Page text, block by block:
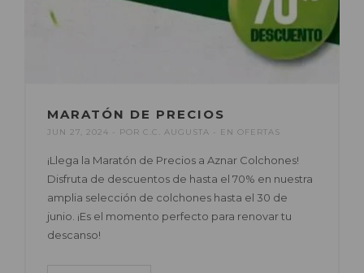
MARATÓN DE PRECIOS
JUN 27, 2024 POR C.C. AUGUSTA EN OFERTAS
¡Llega la Maratón de Precios a Aznar Colchones!
Disfruta de descuentos de hasta el 70% en nuestra
amplia selección de colchones hasta el 30 de
junio. ¡Es el momento perfecto para renovar tu
descanso!